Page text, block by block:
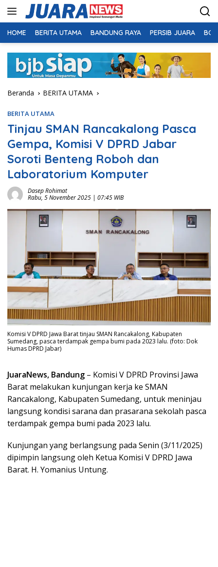
HOME BERITA UTAMA BANDUNG RAYA PERSIB JUARA
Beranda BERITA UTAMA
BERITA UTAMA
Tinjau SMAN Rancakalong Pasca
Gempa, Komisi V DPRD Jabar
Soroti Benteng Roboh dan
Laboratorium Komputer
Dasep Rohimat
Rabu, 5 November 2025 | 07:45 WIB
Komisi V DPRD Jawa Barat tinjau SMAN Rancakalong, Kabupaten
Sumedang, pasca terdampak gempa bumi pada 2023 lalu. (foto: Dok
Humas DPRD Jabar)
JuaraNews, Bandung – Komisi V DPRD Provinsi Jawa
Barat melakukan kunjungan kerja ke SMAN
Rancakalong, Kabupaten Sumedang, untuk meninjau
langsung kondisi sarana dan prasarana sekolah pasca
terdampak gempa bumi pada 2023 lalu.
Kunjungan yang berlangsung pada Senin (3/11/2025)
dipimpin langsung oleh Ketua Komisi V DPRD Jawa
Barat. H. Yomanius Untung.